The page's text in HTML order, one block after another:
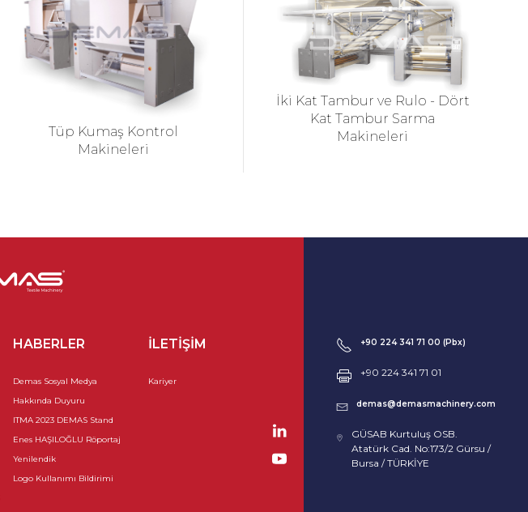
Tüp Kumaş Kontrol
Makineleri
İki Kat Tambur ve Rulo - Dört
Kat Tambur Sarma
Makineleri
HABERLER
Demas Sosyal Medya
Hakkında Duyuru
ITMA 2023 DEMAS Stand
Enes HAŞILOĞLU Röportaj
Yenilendik
Logo Kullanımı Bildirimi
İLETIŞIM
Kariyer
+90 224 341 71 00 (Pbx)
+90 224 341 71 01
demas@demasmachinery.com
GÜSAB Kurtuluş OSB.
Atatürk Cad. No:173/2 Gürsu /
Bursa / TÜRKİYE